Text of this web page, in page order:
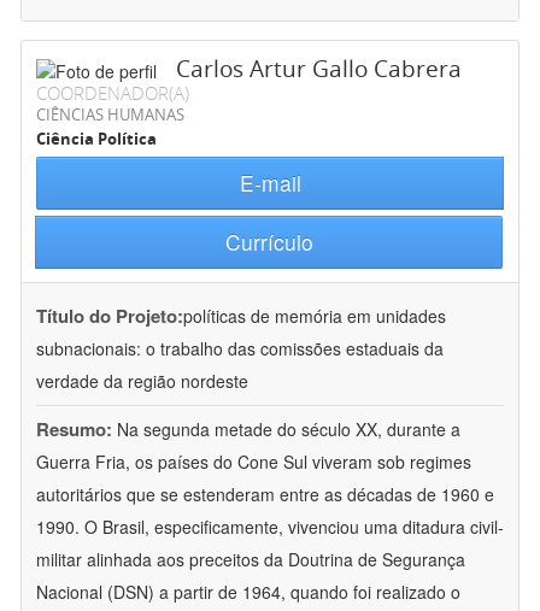
Carlos Artur Gallo Cabrera
COORDENADOR(A)
CIÊNCIAS HUMANAS
Ciência Política
E-mail
Currículo
Título do Projeto:políticas de memória em unidades
subnacionais: o trabalho das comissões estaduais da
verdade da região nordeste
Resumo: Na segunda metade do século XX, durante a
Guerra Fria, os países do Cone Sul viveram sob regimes
autoritários que se estenderam entre as décadas de 1960 e
1990. O Brasil, especificamente, vivenciou uma ditadura civil-
militar alinhada aos preceitos da Doutrina de Segurança
Nacional (DSN) a partir de 1964, quando foi realizado o